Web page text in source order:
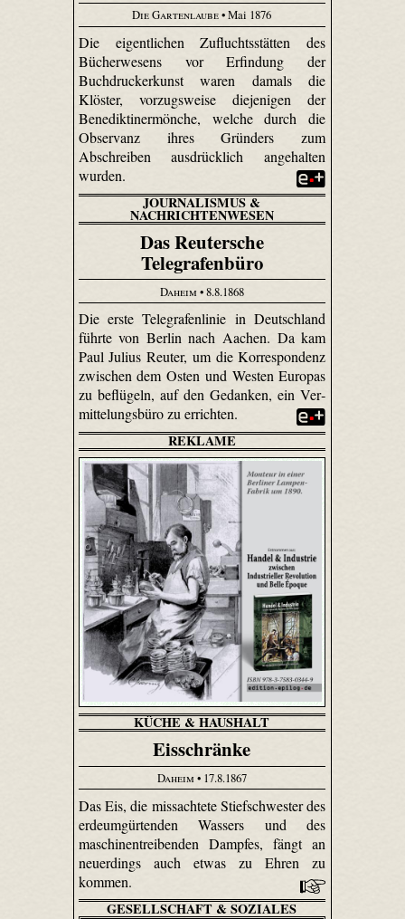
Die Gartenlaube• Mai 1876
Die eigentlichen Zufluchtsstätten des
Bücherwesens vor Erfindung der
Buchdruckerkunst waren damals die
Klöster, vorzugsweise diejenigen der
Benediktinermönche, welche durch die
Observanz ihres Gründers zum
Abschreiben ausdrücklich angehalten
wurden.
JOURNALISMUS &
NACHRICHTENWESEN
Das Reutersche
Telegrafenbüro
Daheim• 8.8.1868
Die erste Telegrafenlinie in Deutschland
führte von Berlin nach Aachen. Da kam
Paul Julius Reuter, um die Korrespondenz
zwischen dem Osten und Westen Europas
zu beflügeln, auf den Gedanken, ein Ver­
mittelungs­büro zu errichten.
REKLAME
KÜCHE & HAUSHALT
Eisschränke
Daheim • 17.8.1867
Das Eis, die missachtete Stiefschwester des
erdeum­gürtenden Wassers und des
maschinen­treibenden Dampfes, fängt an
neuerdings auch etwas zu Ehren zu
kommen.
GESELLSCHAFT & SOZIALES